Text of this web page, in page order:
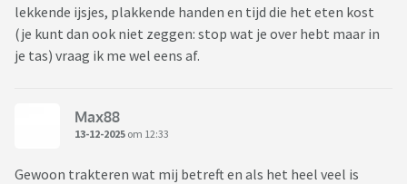
lekkende ijsjes, plakkende handen en tijd die het eten kost
(je kunt dan ook niet zeggen: stop wat je over hebt maar in
je tas) vraag ik me wel eens af.
Max88
13-12-2025 om 12:33
Gewoon trakteren wat mij betreft en als het heel veel is